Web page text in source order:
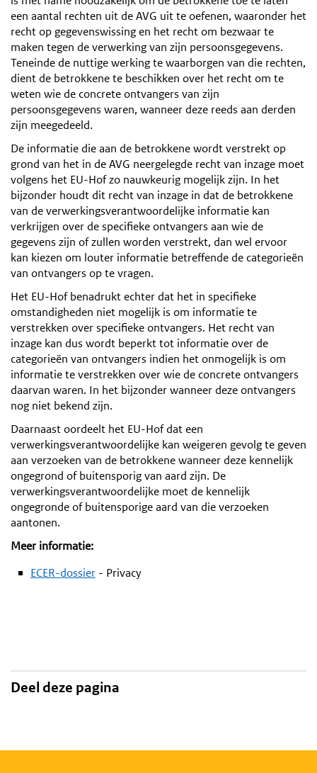
een aantal rechten uit de AVG uit te oefenen, waaronder het
recht op gegevenswissing en het recht om bezwaar te
maken tegen de verwerking van zijn persoonsgegevens.
Teneinde de nuttige werking te waarborgen van die rechten,
dient de betrokkene te beschikken over het recht om te
weten wie de concrete ontvangers van zijn
persoonsgegevens waren, wanneer deze reeds aan derden
zijn meegedeeld.
De informatie die aan de betrokkene wordt verstrekt op
grond van het in de AVG neergelegde recht van inzage moet
volgens het EU-Hof zo nauwkeurig mogelijk zijn. In het
bijzonder houdt dit recht van inzage in dat de betrokkene
van de verwerkingsverantwoordelijke informatie kan
verkrijgen over de specifieke ontvangers aan wie de
gegevens zijn of zullen worden verstrekt, dan wel ervoor
kan kiezen om louter informatie betreffende de categorieën
van ontvangers op te vragen.
Het EU-Hof benadrukt echter dat het in specifieke
omstandigheden niet mogelijk is om informatie te
verstrekken over specifieke ontvangers. Het recht van
inzage kan dus wordt beperkt tot informatie over de
categorieën van ontvangers indien het onmogelijk is om
informatie te verstrekken over wie de concrete ontvangers
daarvan waren. In het bijzonder wanneer deze ontvangers
nog niet bekend zijn.
Daarnaast oordeelt het EU-Hof dat een
verwerkingsverantwoordelijke kan weigeren gevolg te geven
aan verzoeken van de betrokkene wanneer deze kennelijk
ongegrond of buitensporig van aard zijn. De
verwerkingsverantwoordelijke moet de kennelijk
ongegronde of buitensporige aard van die verzoeken
aantonen.
Meer informatie:
ECER-dossier - Privacy
Deel deze pagina